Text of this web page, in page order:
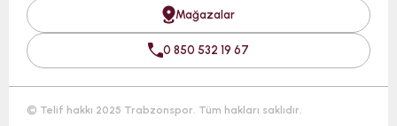
Mağazalar
0 850 532 19 67
© Telif hakkı 2025 Trabzonspor. Tüm hakları saklıdır.